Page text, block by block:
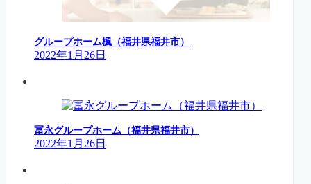
グループホーム楓（福井県福井市）
2022年1月26日
冨永グループホーム（福井県福井市）
2022年1月26日